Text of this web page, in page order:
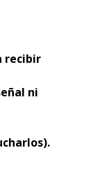
recibir
ni